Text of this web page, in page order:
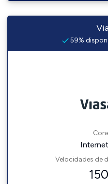
59%
Velocidades de
150